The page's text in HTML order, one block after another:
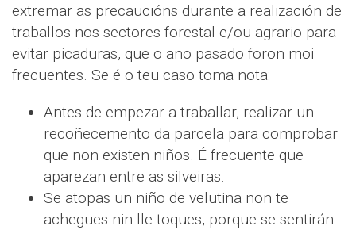
extremar as precaucións durante a realización de
traballos nos sectores forestal e/ou agrario para
evitar picaduras, que o ano pasado foron moi
frecuentes. Se é o teu caso toma nota:
Antes de empezar a traballar, realizar un
recoñecemento da parcela para comprobar
que non existen niños. É frecuente que
aparezan entre as silveiras.
Se atopas un niño de velutina non te
achegues nin lle toques, porque se sentirán